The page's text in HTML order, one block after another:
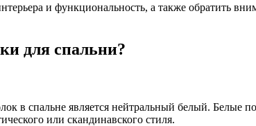
и функциональность, а также обратить
для спальни?
в спальне является нейтральный белый. Белые
или скандинавского стиля.